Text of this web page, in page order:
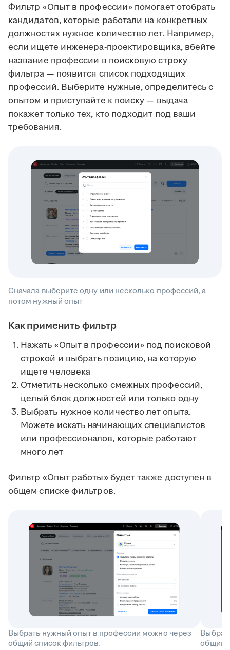
Фильтр «Опыт в профессии» помогает отобрать
кандидатов, которые работали на конкретных
должностях нужное количество лет. Например,
если ищете инженера-проектировщика, вбейте
название профессии в поисковую строку
фильтра — появится список подходящих
профессий. Выберите нужные, определитесь с
опытом и приступайте к поиску — выдача
покажет только тех, кто подходит под ваши
требования.
Сначала выберите одну или несколько профессий, а
потом нужный опыт
Как применить фильтр
Нажать «Опыт в профессии» под поисковой
строкой и выбрать позицию, на которую
ищете человека
Отметить несколько смежных профессий,
целый блок должностей или только одну
Выбрать нужное количество лет опыта.
Можете искать начинающих специалистов
или профессионалов, которые работают
много лет
Фильтр «Опыт работы» будет также доступен в
общем списке фильтров.
Выбрать нужный опыт в профессии можно через
общий список фильтров.
общий